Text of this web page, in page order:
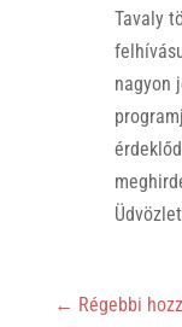
Tavaly
nagyon
← Régebbi